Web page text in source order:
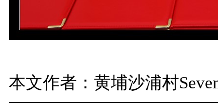
本文作者：黄埔沙浦村